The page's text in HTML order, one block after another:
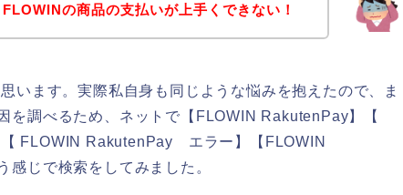
の商品の支払いが上手くできない！
います。実際私自身も同じような悩みを抱えたので、ま
を調べるため、ネットで【FLOWIN RakutenPay】【
FLOWIN RakutenPay エラー】【FLOWIN
じで検索をしてみました。